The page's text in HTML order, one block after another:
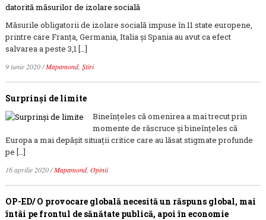
Măsurile obligatorii de izolare socială impuse în 11 state europene,
printre care Franța, Germania, Italia și Spania au avut ca efect
salvarea a peste 3,1 […]
9 iunie 2020/Mapamond, Știri
Surprinși de limite
Bineînțeles că omenirea a mai trecut prin
momente de răscruce și bineînțeles că
Europa a mai depășit situații critice care au lăsat stigmate profunde
pe […]
16 aprilie 2020/Mapamond, Opinii
OP-ED/ O provocare globală necesită un răspuns global, mai
întâi pe frontul de sănătate publică, apoi în economie